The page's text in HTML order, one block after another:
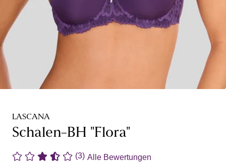
LASCANA
Schalen-BH "Flora"
(3) Alle Bewertungen